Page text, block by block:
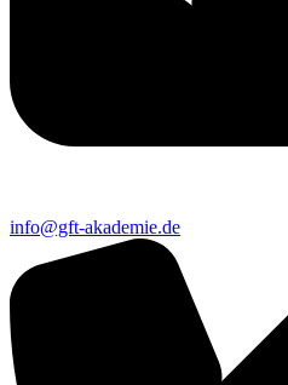
info@gft-akademie.de